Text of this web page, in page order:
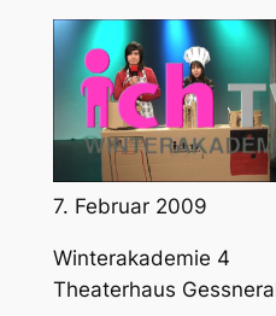
7. Februar 2009
Winterakademie 4
Theaterhaus